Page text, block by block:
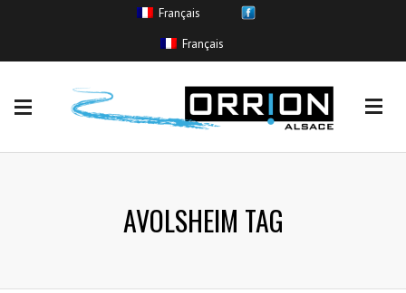
Coulée de boue(11)
Crue sans inondation(265)
Inondation(554)
Français
Français
AVOLSHEIM TAG